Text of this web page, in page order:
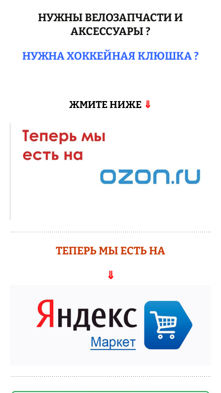
НУЖНЫ ВЕЛОЗАПЧАСТИ И
АКСЕССУАРЫ ?
НУЖНА ХОККЕЙНАЯ КЛЮШКА ?
ЖМИТЕ НИЖЕ ⇓
ТЕПЕРЬ МЫ ЕСТЬ НА
⇓